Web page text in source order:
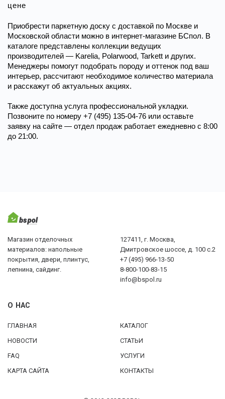
цене
Приобрести паркетную доску с доставкой по Москве и
Московской области можно в интернет-магазине БСпол. В
каталоге представлены коллекции ведущих
производителей — Karelia, Polarwood, Tarkett и других.
Менеджеры помогут подобрать породу и оттенок под ваш
интерьер, рассчитают необходимое количество материала
и расскажут об актуальных акциях.
Также доступна услуга профессиональной укладки.
Позвоните по номеру +7 (495) 135-04-76 или оставьте
заявку на сайте — отдел продаж работает ежедневно с 8:00
до 21:00.
Магазин отделочных
материалов: напольные
покрытия, двери, плинтус,
лепнина, сайдинг.
127411, г. Москва,
Дмитровское шоссе, д. 100 с.2
+7 (495) 966-13-50
8-800-100-83-15
info@bspol.ru
О НАС
ГЛАВНАЯ
КАТАЛОГ
НОВОСТИ
СТАТЬИ
FAQ
УСЛУГИ
КАРТА САЙТА
КОНТАКТЫ